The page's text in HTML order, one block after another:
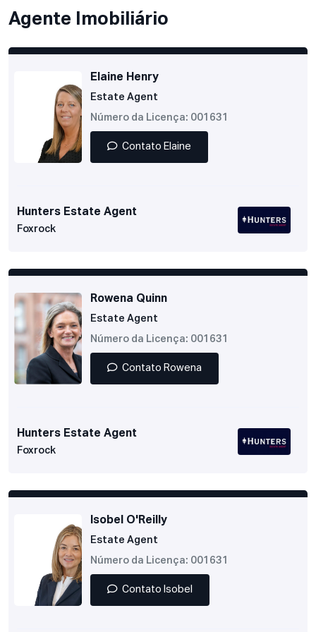
Agente Imobiliário
Elaine Henry
Estate Agent
Número da Licença: 001631
Contato Elaine
Hunters Estate Agent
Foxrock
Rowena Quinn
Estate Agent
Número da Licença: 001631
Contato Rowena
Hunters Estate Agent
Foxrock
Isobel O'Reilly
Estate Agent
Número da Licença: 001631
Contato Isobel